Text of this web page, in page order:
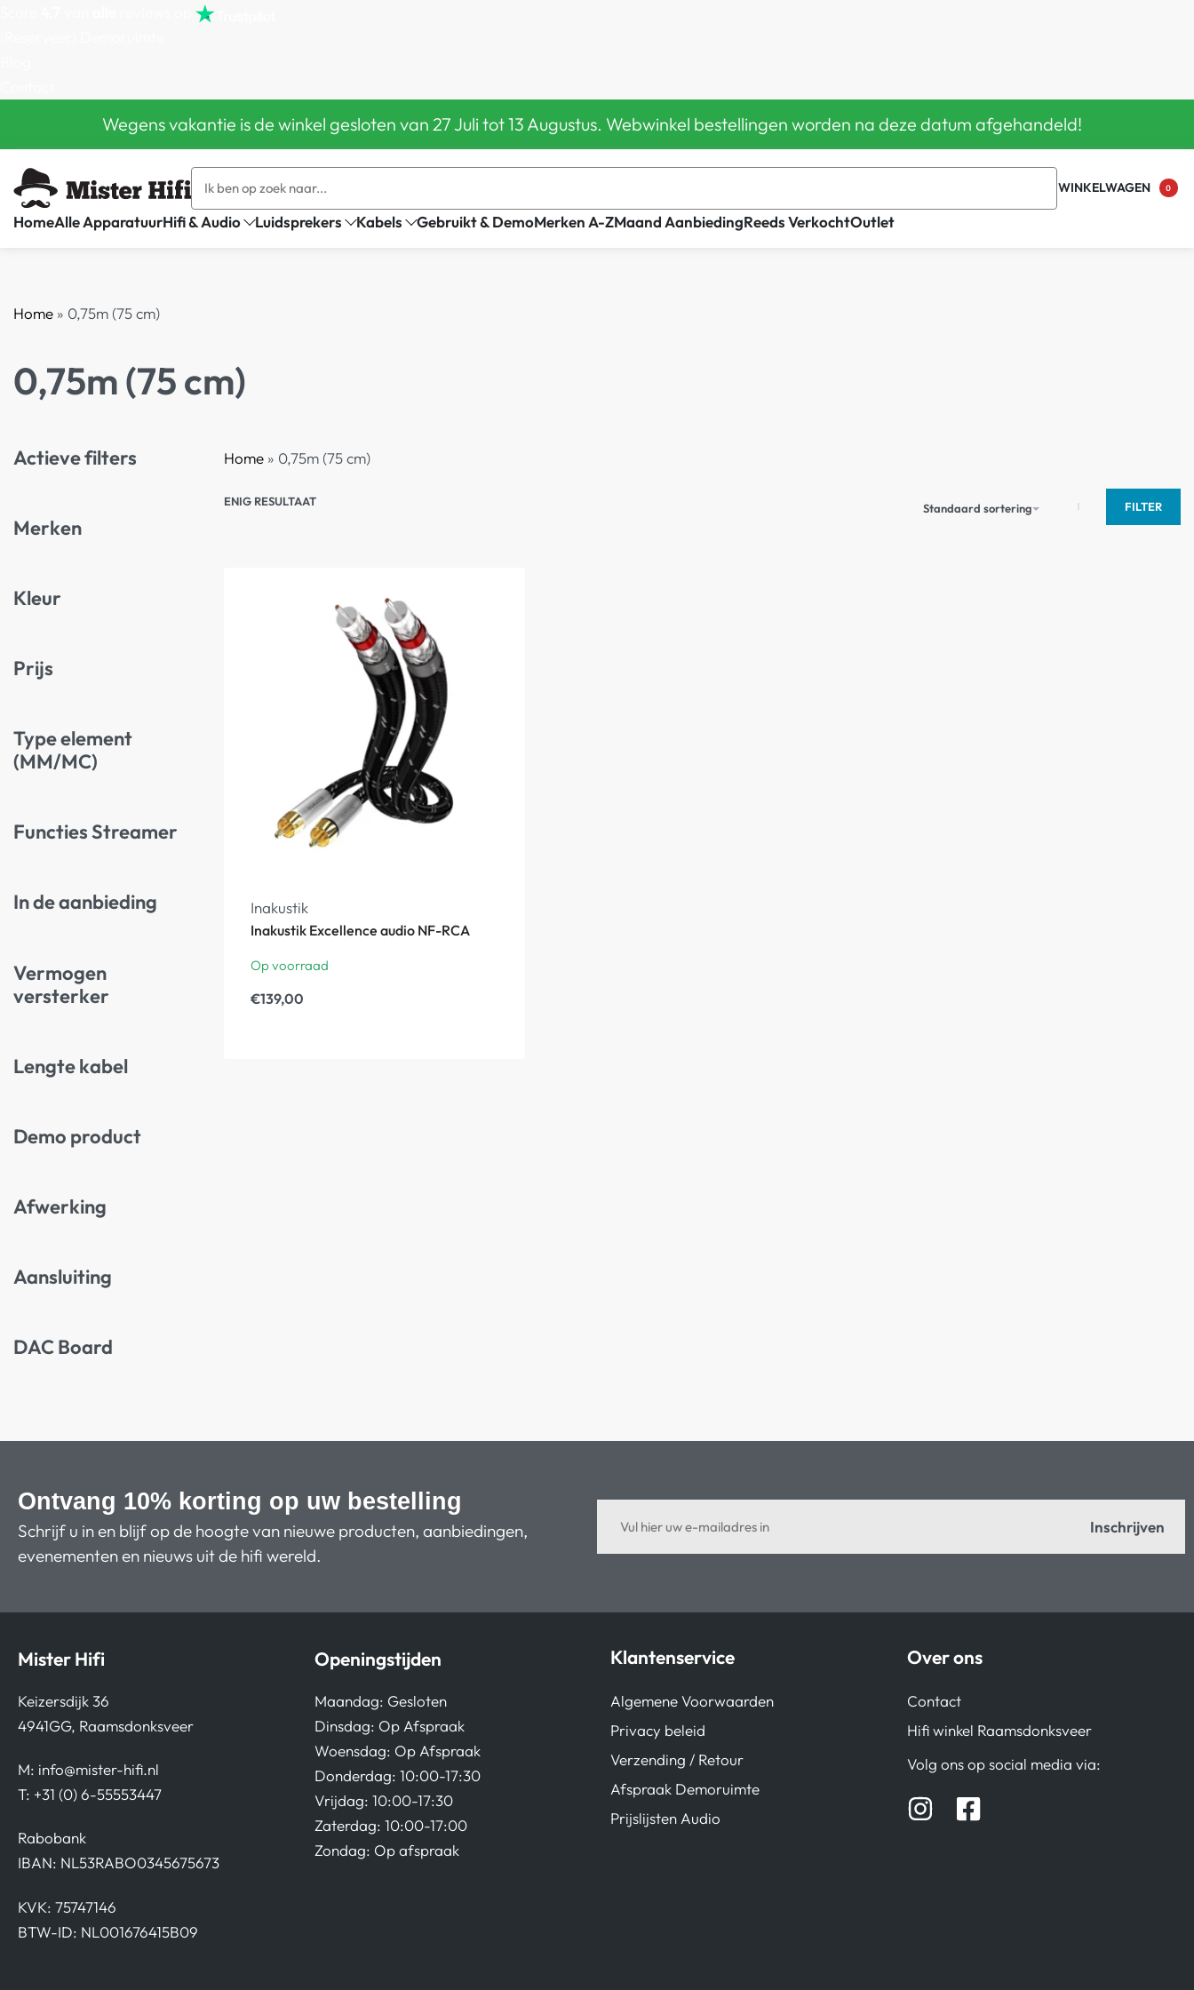
Wegens vakantie is de winkel gesloten van 27 Juli tot 13 Augustus. Webwinkel bestellingen worden na deze datum afgehandeld!
WINKELWAGEN 0
HomeAlle ApparatuurHifi & Audio Luidsprekers Kabels Gebruikt & DemoMerken A-ZMaand AanbiedingReeds VerkochtOutlet
Home » 0,75m (75 cm)
0,75m (75 cm)
Actieve filters
Merken
Kleur
Prijs
Type element
(MM/MC)
Functies Streamer
In de aanbieding
Vermogen
versterker
Lengte kabel
Demo product
Afwerking
Aansluiting
DAC Board
Home» 0,75m (75 cm)
ENIG RESULTAAT
Standaard sortering FILTER
Inakustik
Inakustik Excellence audio NF-RCA
Op voorraad
€139,00
Ontvang 10% korting op uw bestelling
Schrijf u in en blijf op de hoogte van nieuwe producten, aanbiedingen,
evenementen en nieuws uit de hifi wereld.
Inschrijven
Mister Hifi
Keizersdijk 36
4941GG, Raamsdonksveer
M: info@mister-hifi.nl
T: +31 (0) 6-55553447
Rabobank
IBAN: NL53RABO0345675673
KVK: 75747146
BTW-ID: NL001676415B09
Openingstijden
Maandag: Gesloten
Dinsdag: Op Afspraak
Woensdag: Op Afspraak
Donderdag: 10:00-17:30
Vrijdag: 10:00-17:30
Zaterdag: 10:00-17:00
Zondag: Op afspraak
Klantenservice
Algemene Voorwaarden
Privacy beleid
Verzending / Retour
Afspraak Demoruimte
Prijslijsten Audio
Over ons
Contact
Hifi winkel Raamsdonksveer
Volg ons op social media via: